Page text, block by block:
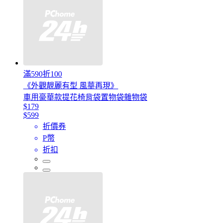
滿590折100
《外觀靚麗有型 風華再現》
車用豪華款提花椅背袋置物袋雜物袋
$179
$599
折價券
P幣
折扣